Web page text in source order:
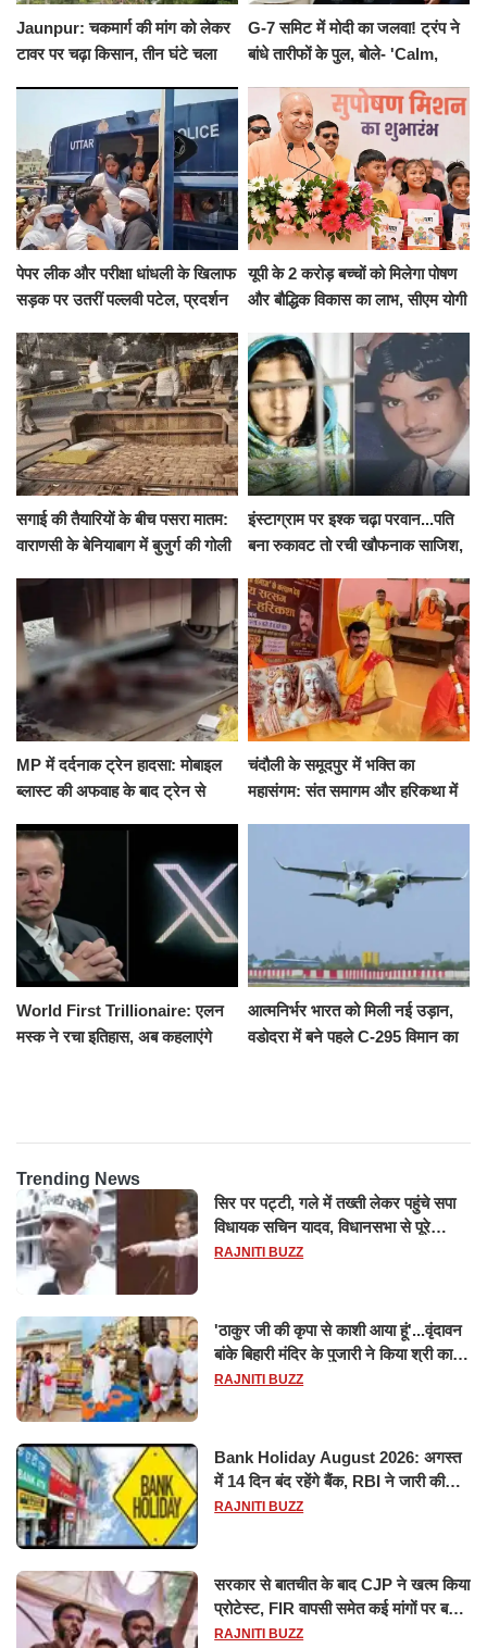
Jaunpur: चकमार्ग की मांग को लेकर
टावर पर चढ़ा किसान, तीन घंटे चला
G-7 समिट में मोदी का जलवा! ट्रंप ने
बांधे तारीफों के पुल, बोले- 'Calm,
पेपर लीक और परीक्षा धांधली के खिलाफ
सड़क पर उतरीं पल्लवी पटेल, प्रदर्शन
यूपी के 2 करोड़ बच्चों को मिलेगा पोषण
और बौद्धिक विकास का लाभ, सीएम योगी
सगाई की तैयारियों के बीच पसरा मातम:
वाराणसी के बेनियाबाग में बुजुर्ग की गोली
इंस्टाग्राम पर इश्क चढ़ा परवान...पति
बना रुकावट तो रची खौफनाक साजिश,
के घाट
MP में दर्दनाक ट्रेन हादसा: मोबाइल
ब्लास्ट की अफवाह के बाद ट्रेन से
रौंदा, 4 की मौत
चंदौली के समूदपुर में भक्ति का
महासंगम: संत समागम और हरिकथा में
World First Trillionaire: एलन
मस्क ने रचा इतिहास, अब कहलाएंगे
आत्मनिर्भर भारत को मिली नई उड़ान,
वडोदरा में बने पहले C-295 विमान का
Trending News
सिर पर पट्टी, गले में तख्ती लेकर पहुंचे सपा
विधायक सचिन यादव, विधानसभा से पूरे
मानसून सत्र के लिए किया गया निलंबित
RAJNITI BUZZ
'ठाकुर जी की कृपा से काशी आया हूं'...वृंदावन
बांके बिहारी मंदिर के पुजारी ने किया श्री काशी
विश्वनाथ का जलाभिषेक
RAJNITI BUZZ
Bank Holiday August 2026: अगस्त
में 14 दिन बंद रहेंगे बैंक, RBI ने जारी की
छुट्टियों की लिस्ट​​​​​​​
RAJNITI BUZZ
सरकार से बातचीत के बाद CJP ने खत्म किया
प्रोटेस्ट, FIR वापसी समेत कई मांगों पर बनी
सहमति
RAJNITI BUZZ